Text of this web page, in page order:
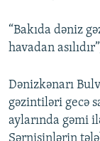
“Bakıda dəniz
havadan
Dənizkənarı
gəzintiləri gecə
aylarında gəmi